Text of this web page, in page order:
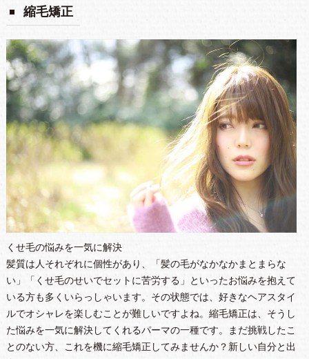
縮毛矯正
くせ毛の悩みを一気に解決
髪質は人それぞれに個性があり、「髪の毛がなかなかまとまらな
い」「くせ毛のせいでセットに苦労する」といったお悩みを抱えて
いる方も多くいらっしゃいます。その状態では、好きなヘアスタイ
ルでオシャレを楽しむことが難しいですよね。縮毛矯正は、そうし
た悩みを一気に解決してくれるパーマの一種です。まだ挑戦したこ
とのない方、これを機に縮毛矯正してみませんか？新しい自分と出